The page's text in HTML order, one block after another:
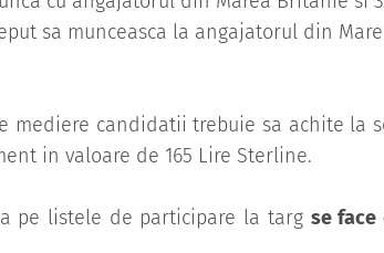
sa munceasca la angajatorul din
mediere candidatii trebuie sa achite la
in valoare de 165 Lire Sterline.
pe listele de participare la targ se face